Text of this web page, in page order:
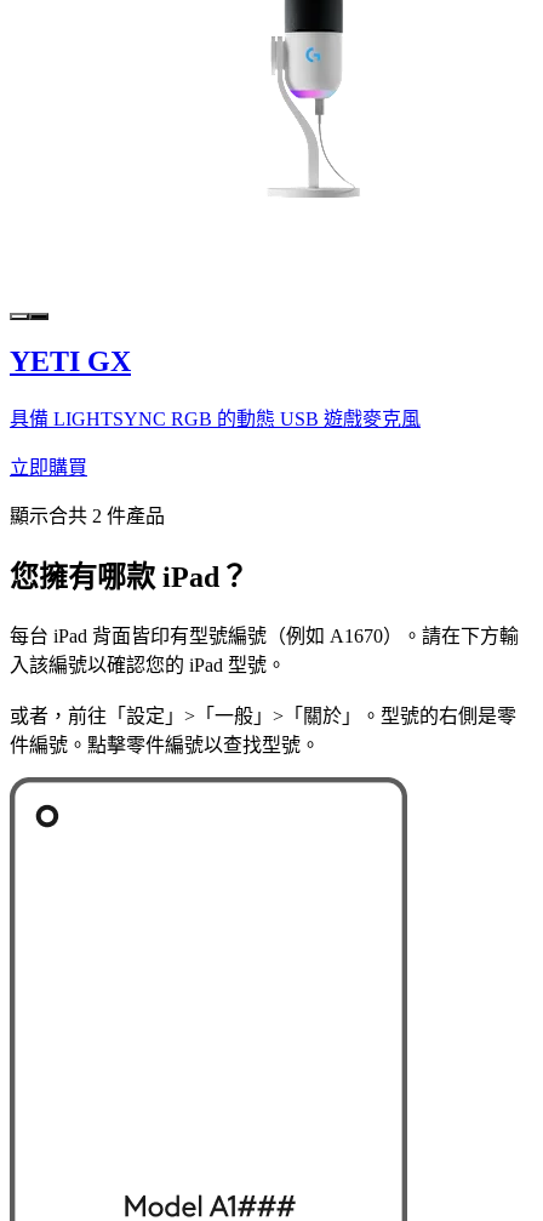
YETI GX
具備 LIGHTSYNC RGB 的動態 USB 遊戲麥克風
立即購買
顯示合共 2 件產品
您擁有哪款 iPad？
每台 iPad 背面皆印有型號編號（例如 A1670）。請在下方輸
入該編號以確認您的 iPad 型號。
或者，前往「設定」>「一般」>「關於」。型號的右側是零
件編號。點擊零件編號以查找型號。